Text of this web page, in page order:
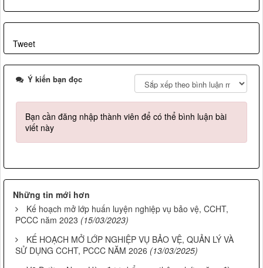
Tweet
Ý kiến bạn đọc
Bạn cần đăng nhập thành viên để có thể bình luận bài
viết này
Những tin mới hơn
Kế hoạch mở lớp huấn luyện nghiệp vụ bảo vệ, CCHT,
PCCC năm 2023 (15/03/2023)
KẾ HOẠCH MỞ LỚP NGHIỆP VỤ BẢO VỆ, QUẢN LÝ VÀ
SỬ DỤNG CCHT, PCCC NĂM 2026 (13/03/2025)